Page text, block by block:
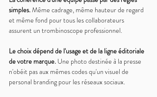
simples. Même cadrage, même hauteur de regard
et même fond pour tous les collaborateurs
assurent un trombinoscope professionnel.
Le choix dépend de l'usage et de la ligne éditoriale
de votre marque. Une photo destinée à la presse
n'obéit pas aux mêmes codes qu'un visuel de
personal branding pour les réseaux sociaux.